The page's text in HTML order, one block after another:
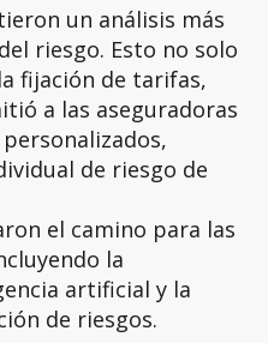
un análisis más
riesgo. Esto no solo
fijación de tarifas,
a las aseguradoras
de riesgo de
el camino para las
la
artificial y la
de riesgos.